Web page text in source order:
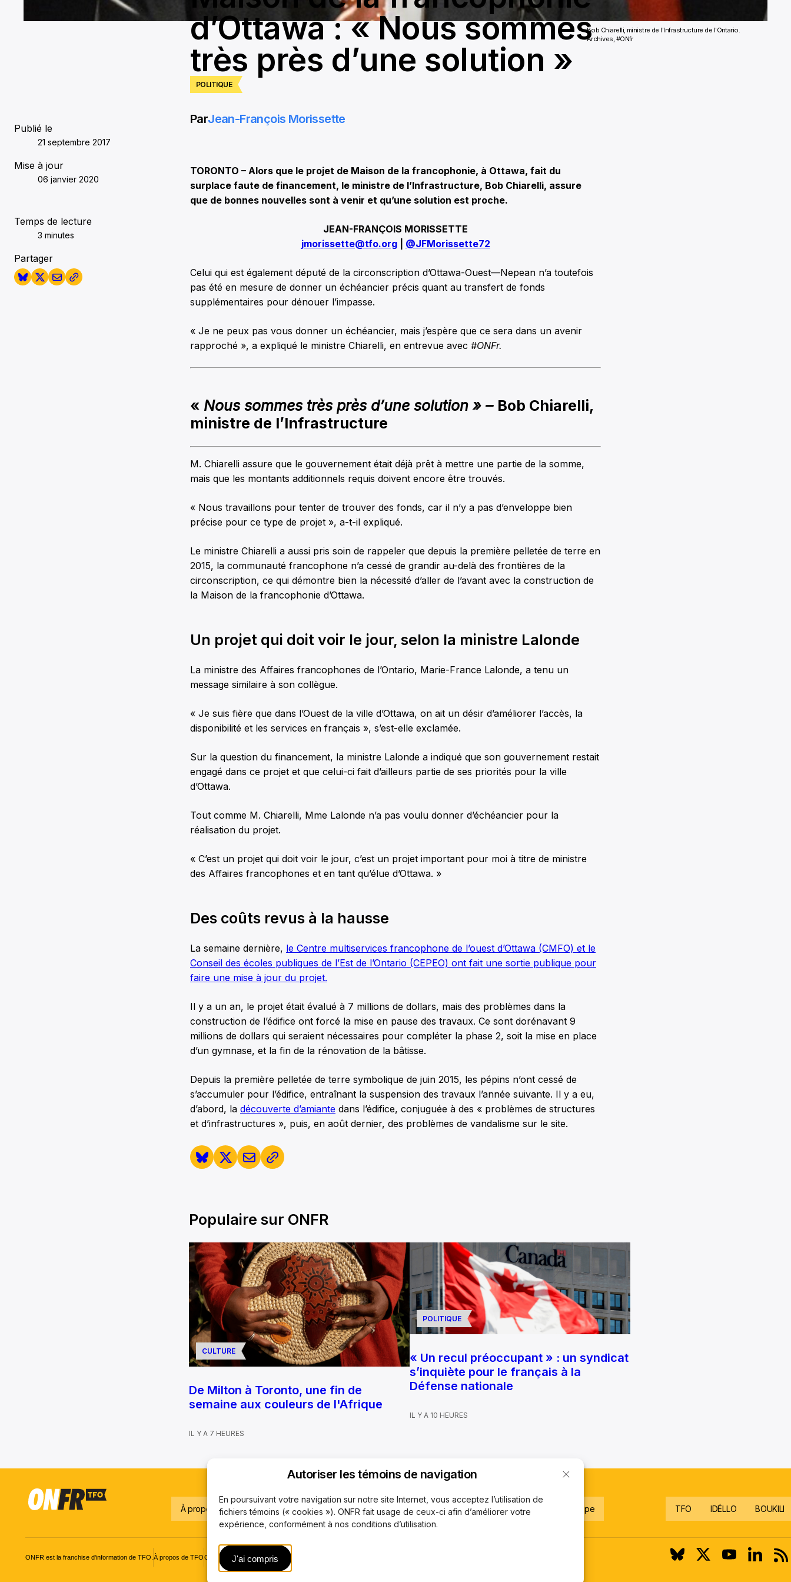
Autoriser les témoins de navigation
En poursuivant votre navigation sur notre site Internet, vous acceptez l’utilisation de
fichiers témoins (« cookies »). ONFR fait usage de ceux-ci afin d’améliorer votre
expérience, conformément à nos conditions d’utilisation.
J'ai compris
Bob Chiarelli, ministre de l'Infrastructure de l'Ontario.
Archives, #ONfr
POLITIQUE
d’Ottawa : « Nous sommes
très près d’une solution »
Publié le
21 septembre 2017
Mise à jour
06 janvier 2020
Temps de lecture
3 minutes
Partager
ParJean-François Morissette
TORONTO – Alors que le projet de Maison de la francophonie, à Ottawa, fait du
surplace faute de financement, le ministre de l’Infrastructure, Bob Chiarelli, assure
que de bonnes nouvelles sont à venir et qu’une solution est proche.
JEAN-FRANÇOIS MORISSETTE
jmorissette@tfo.org| @JFMorissette72
Celui qui est également député de la circonscription d’Ottawa-Ouest—Nepean n’a toutefois
pas été en mesure de donner un échéancier précis quant au transfert de fonds
supplémentaires pour dénouer l’impasse.
« Je ne peux pas vous donner un échéancier, mais j’espère que ce sera dans un avenir
rapproché », a expliqué le ministre Chiarelli, en entrevue avec #ONFr.
« Nous sommes très près d’une solution » – Bob Chiarelli,
ministre de l’Infrastructure
M. Chiarelli assure que le gouvernement était déjà prêt à mettre une partie de la somme,
mais que les montants additionnels requis doivent encore être trouvés.
« Nous travaillons pour tenter de trouver des fonds, car il n’y a pas d’enveloppe bien
précise pour ce type de projet », a-t-il expliqué.
Le ministre Chiarelli a aussi pris soin de rappeler que depuis la première pelletée de terre en
2015, la communauté francophone n’a cessé de grandir au-delà des frontières de la
circonscription, ce qui démontre bien la nécessité d’aller de l’avant avec la construction de
la Maison de la francophonie d’Ottawa.
Un projet qui doit voir le jour, selon la ministre Lalonde
La ministre des Affaires francophones de l’Ontario, Marie-France Lalonde, a tenu un
message similaire à son collègue.
« Je suis fière que dans l’Ouest de la ville d’Ottawa, on ait un désir d’améliorer l’accès, la
disponibilité et les services en français », s’est-elle exclamée.
Sur la question du financement, la ministre Lalonde a indiqué que son gouvernement restait
engagé dans ce projet et que celui-ci fait d’ailleurs partie de ses priorités pour la ville
d’Ottawa.
Tout comme M. Chiarelli, Mme Lalonde n’a pas voulu donner d’échéancier pour la
réalisation du projet.
« C’est un projet qui doit voir le jour, c’est un projet important pour moi à titre de ministre
des Affaires francophones et en tant qu’élue d’Ottawa. »
Des coûts revus à la hausse
La semaine dernière, le Centre multiservices francophone de l’ouest d’Ottawa (CMFO) et le
Conseil des écoles publiques de l’Est de l’Ontario (CEPEO) ont fait une sortie publique pour
faire une mise à jour du projet.
Il y a un an, le projet était évalué à 7 millions de dollars, mais des problèmes dans la
construction de l’édifice ont forcé la mise en pause des travaux. Ce sont dorénavant 9
millions de dollars qui seraient nécessaires pour compléter la phase 2, soit la mise en place
d’un gymnase, et la fin de la rénovation de la bâtisse.
Depuis la première pelletée de terre symbolique de juin 2015, les pépins n’ont cessé de
s’accumuler pour l’édifice, entraînant la suspension des travaux l’année suivante. Il y a eu,
d’abord, la découverte d’amiante dans l’édifice, conjuguée à des « problèmes de structures
et d’infrastructures », puis, en août dernier, des problèmes de vandalisme sur le site.
Populaire sur ONFR
CULTURE
De Milton à Toronto, une fin de
semaine aux couleurs de l'Afrique
IL Y A 7 HEURES
POLITIQUE
« Un recul préoccupant » : un syndicat
s’inquiète pour le français à la
Défense nationale
IL Y A 10 HEURES
À propos Notre équipe Mécanisme de plaintes Code de déontologie Rejoignez notre équipe TFO IDÉLLO BOUKILI
ONFR est la franchise d'information de TFO. À propos de TFOCarrières © Office des télécommunications éducatives de langue française de l’Ontario (TFO) 2026